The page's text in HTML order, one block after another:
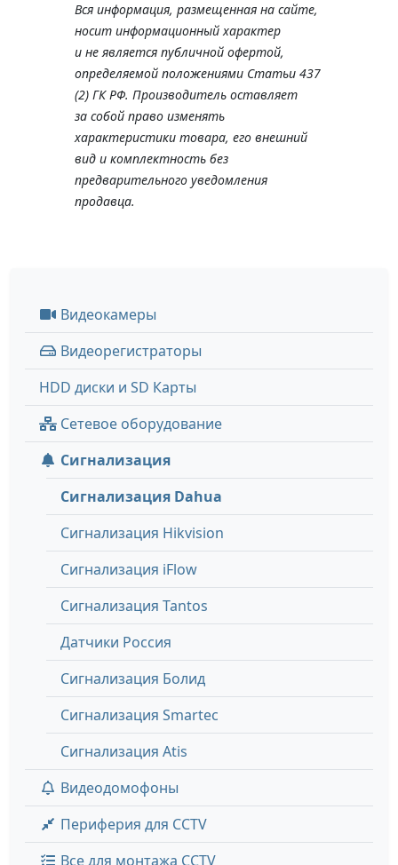
Вся информация, размещенная на сайте,
носит информационный характер
и не является публичной офертой,
определяемой положениями Статьи 437
(2) ГК РФ. Производитель оставляет
за собой право изменять
характеристики товара, его внешний
вид и комплектность без
предварительного уведомления
продавца.
Видеокамеры
Видеорегистраторы
HDD диски и SD Карты
Сетевое оборудование
Сигнализация
Сигнализация Dahua
Сигнализация Hikvision
Сигнализация iFlow
Сигнализация Tantos
Датчики Россия
Сигнализация Болид
Сигнализация Smartec
Сигнализация Atis
Видеодомофоны
Периферия для CCTV
Все для монтажа CCTV